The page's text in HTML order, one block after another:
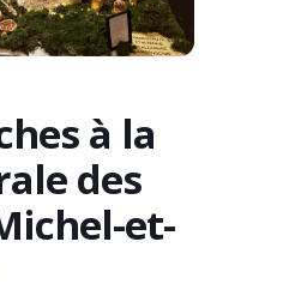
à la
des
et-